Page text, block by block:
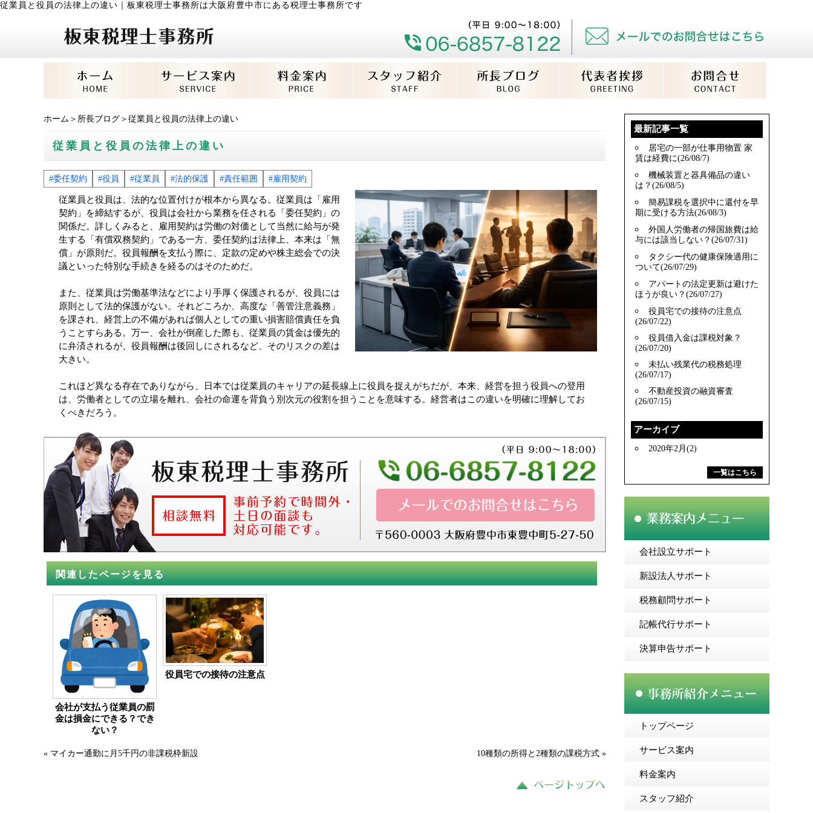
従業員と役員の法律上の違い 板東税理士事務所は大阪府豊中市にある税理士事務所です
ホーム ＞ 所長ブログ ＞従業員と役員の法律上の違い
従業員と役員の法律上の違い
#委任契約 #役員 #従業員 #法的保護 #責任範囲 #雇用契約
従業員と役員は、法的な位置付けが根本から異なる。従業員は「雇用
契約」を締結するが、役員は会社から業務を任される「委任契約」の
関係だ。詳しくみると、雇用契約は労働の対価として当然に給与が発
生する「有償双務契約」である一方、委任契約は法律上、本来は「無
償」が原則だ。役員報酬を支払う際に、定款の定めや株主総会での決
議といった特別な手続きを経るのはそのためだ。
また、従業員は労働基準法などにより手厚く保護されるが、役員には
原則として法的保護がない。それどころか、高度な「善管注意義務」
を課され、経営上の不備があれば個人としての重い損害賠償責任を負
うことすらある。万一、会社が倒産した際も、従業員の賃金は優先的
に弁済されるが、役員報酬は後回しにされるなど、そのリスクの差は
大きい。
これほど異なる存在でありながら、日本では従業員のキャリアの延長線上に役員を捉えがちだが、本来、経営を担う役員への登用
は、労働者としての立場を離れ、会社の命運を背負う別次元の役割を担うことを意味する。経営者はこの違いを明確に理解してお
くべきだろう。
関連したページを見る
会社が支払う従業員の罰
金は損金にできる？でき
ない？
役員宅での接待の注意点
« マイカー通勤に月5千円の非課税枠新設 10種類の所得と2種類の課税方式 »
最新記事一覧
居宅の一部が仕事用物置 家
賃は経費に(26/08/7)
機械装置と器具備品の違い
は？(26/08/5)
簡易課税を選択中に還付を早
期に受ける方法(26/08/3)
外国人労働者の帰国旅費は給
与には該当しない？(26/07/31)
タクシー代の健康保険適用に
ついて(26/07/29)
アパートの法定更新は避けた
ほうが良い？(26/07/27)
役員宅での接待の注意点
(26/07/22)
役員借入金は課税対象？
(26/07/20)
未払い残業代の税務処理
(26/07/17)
不動産投資の融資審査
(26/07/15)
アーカイブ
2020年2月(2)
一覧はこちら
会社設立サポート
新設法人サポート
税務顧問サポート
記帳代行サポート
決算申告サポート
トップページ
サービス案内
料金案内
スタッフ紹介